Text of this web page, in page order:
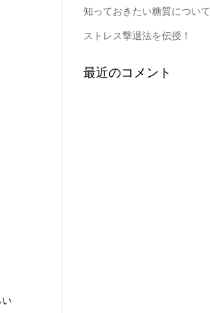
知っておきたい糖質について
ストレス撃退法を伝授！
最近のコメント